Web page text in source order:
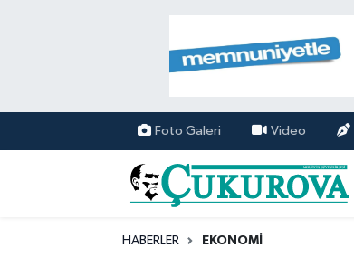
Foto Galeri Video
HABERLER EKONOMİ
Mersin Nöbetçi Eczaneler
Mersin Hava Durumu
Mersin Namaz Vakitleri
Mersin Trafik Yoğunluk Haritası